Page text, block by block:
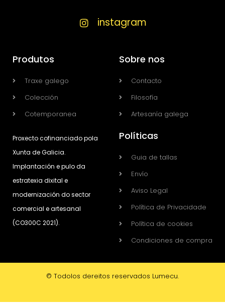
instagram
Produtos
Traxe galego
Colección
Cotemporanea
Sobre nos
Contacto
Filosofía
Artesanía galega
Proxecto cofinanciado pola
Xunta de Galicia.
Implantación e pulo da
estratexia dixital e
modernización do sector
comercial e artesanal
(CO300C 2021).
Políticas
Guia de tallas
Envío
Aviso Legal
Política de Privacidade
Política de cookies
Condiciones de compra
© Todolos dereitos reservados Lumecu.